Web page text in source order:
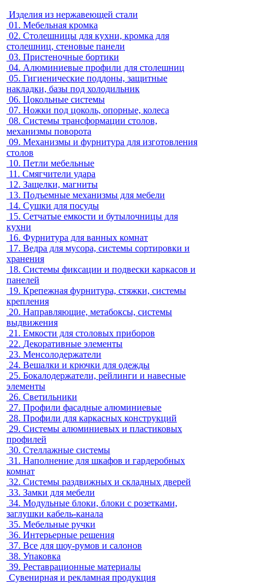
Изделия из нержавеющей стали
01. Мебельная кромка
02. Столешницы для кухни, кромка для
столешниц, стеновые панели
03. Пристеночные бортики
04. Алюминиевые профили для столешниц
05. Гигиенические поддоны, защитные
накладки, базы под холодильник
06. Цокольные системы
07. Ножки под цоколь, опорные, колеса
08. Системы трансформации столов,
механизмы поворота
09. Механизмы и фурнитура для изготовления
столов
10. Петли мебельные
11. Смягчители удара
12. Защелки, магниты
13. Подъемные механизмы для мебели
14. Сушки для посуды
15. Сетчатые емкости и бутылочницы для
кухни
16. Фурнитура для ванных комнат
17. Ведра для мусора, системы сортировки и
хранения
18. Системы фиксации и подвески каркасов и
панелей
19. Крепежная фурнитура, стяжки, системы
крепления
20. Направляющие, метабоксы, системы
выдвижения
21. Емкости для столовых приборов
22. Декоративные элементы
23. Менсолодержатели
24. Вешалки и крючки для одежды
25. Бокалодержатели, рейлинги и навесные
элементы
26. Светильники
27. Профили фасадные алюминиевые
28. Профили для каркасных конструкций
29. Системы алюминиевых и пластиковых
профилей
30. Стеллажные системы
31. Наполнение для шкафов и гардеробных
комнат
32. Системы раздвижных и складных дверей
33. Замки для мебели
34. Модульные блоки, блоки с розетками,
заглушки кабель-канала
35. Мебельные ручки
36. Интерьерные решения
37. Все для шоу-румов и салонов
38. Упаковка
39. Реставрационные материалы
Сувенирная и рекламная продукция